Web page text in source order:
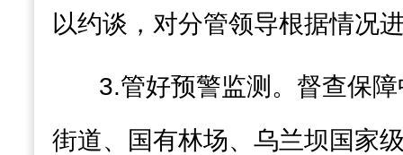
以约谈，对分管领导根据情况
3.管好预警监测 。督查保
街道、国有林场、乌兰坝国家